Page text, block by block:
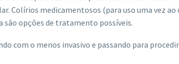
Colírios medicamentosos (para uso uma vez ao
são opções de tratamento possíveis.
com o menos invasivo e passando para